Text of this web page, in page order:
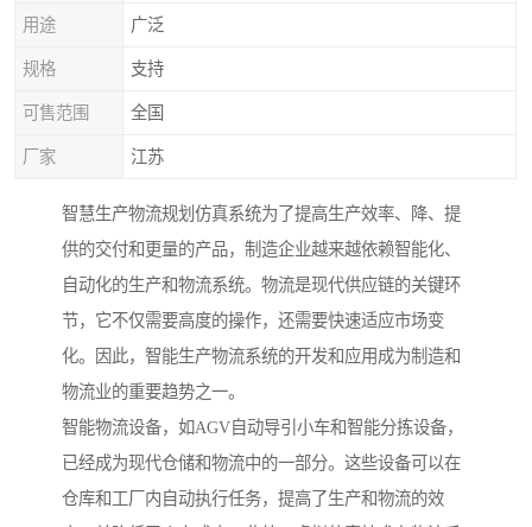
用途 广泛
规格 支持
可售范围 全国
厂家 江苏
智慧生产物流规划仿真系统为了提高生产效率、降、提
供的交付和更量的产品，制造企业越来越依赖智能化、
自动化的生产和物流系统。物流是现代供应链的关键环
节，它不仅需要高度的操作，还需要快速适应市场变
化。因此，智能生产物流系统的开发和应用成为制造和
物流业的重要趋势之一。
智能物流设备，如AGV自动导引小车和智能分拣设备，
已经成为现代仓储和物流中的一部分。这些设备可以在
仓库和工厂内自动执行任务，提高了生产和物流的效